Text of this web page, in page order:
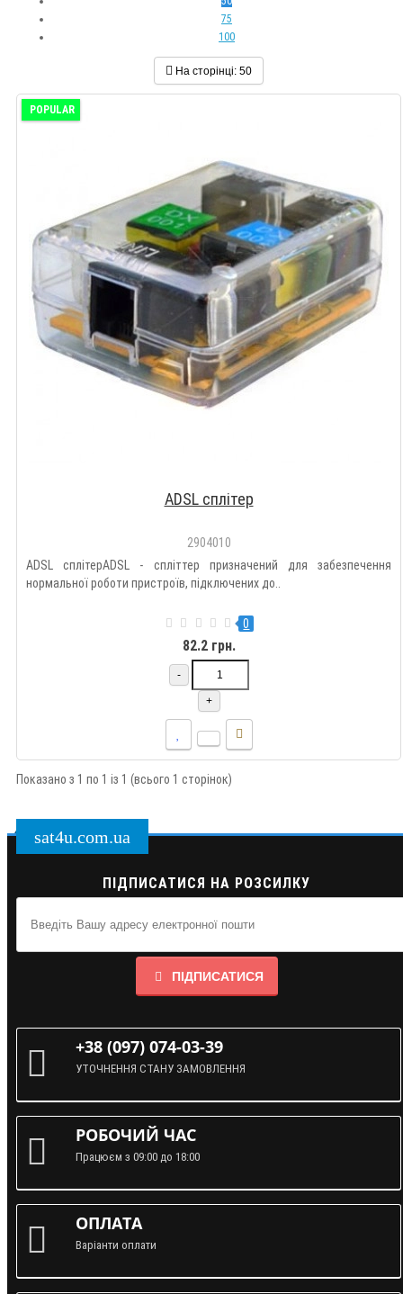
75
100
На сторінці: 50
POPULAR
ADSL сплітер
2904010
ADSL сплітерADSL - cпліттер призначений для забезпечення
нормальної роботи пристроїв, підключених до..
0
82.2 грн.
-
+
Показано з 1 по 1 із 1 (всього 1 сторінок)
sat4u.com.ua
ПІДПИСАТИСЯ НА РОЗСИЛКУ
ПІДПИСАТИСЯ
+38 (097) 074-03-39
УТОЧНЕННЯ СТАНУ ЗАМОВЛЕННЯ
РОБОЧИЙ ЧАС
Працюєм з 09:00 до 18:00
ОПЛАТА
Варіанти оплати